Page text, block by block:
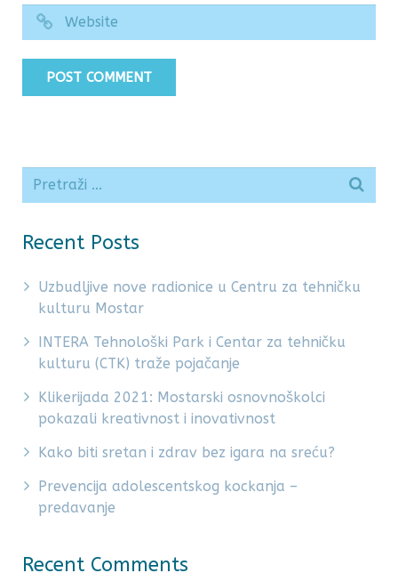
Recent Posts
Uzbudljive nove radionice u Centru za tehničku
kulturu Mostar
INTERA Tehnološki Park i Centar za tehničku
kulturu (CTK) traže pojačanje
Klikerijada 2021: Mostarski osnovnoškolci
pokazali kreativnost i inovativnost
Kako biti sretan i zdrav bez igara na sreću?
Prevencija adolescentskog kockanja –
predavanje
Recent Comments